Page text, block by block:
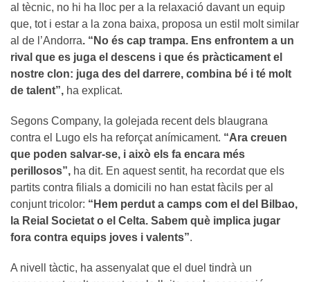
al tècnic, no hi ha lloc per a la relaxació davant un equip
que, tot i estar a la zona baixa, proposa un estil molt similar
al de l’Andorra. “No és cap trampa. Ens enfrontem a un
rival que es juga el descens i que és pràcticament el
nostre clon: juga des del darrere, combina bé i té molt
de talent”, ha explicat.
Segons Company, la golejada recent dels blaugrana
contra el Lugo els ha reforçat anímicament. “Ara creuen
que poden salvar-se, i això els fa encara més
perillosos”, ha dit. En aquest sentit, ha recordat que els
partits contra filials a domicili no han estat fàcils per al
conjunt tricolor: “Hem perdut a camps com el del Bilbao,
la Reial Societat o el Celta. Sabem què implica jugar
fora contra equips joves i valents”.
A nivell tàctic, ha assenyalat que el duel tindrà un